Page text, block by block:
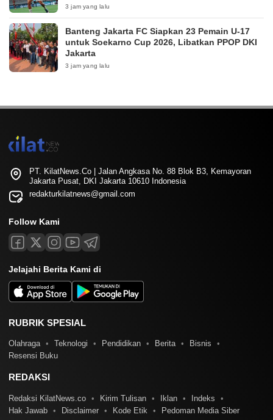
3 jam yang lalu
Banteng Jakarta FC Siapkan 23 Pemain U-17
untuk Soekarno Cup 2026, Libatkan PPOP DKI
Jakarta
3 jam yang lalu
PT. KilatNews.Co | Jalan Angkasa No. 88 Blok B3, Kemayoran
Jakarta Pusat, DKI Jakarta 10610 Indonesia
redakturkilatnews@gmail.com
Follow Kami
Jelajahi Berita Kami di
RUBRIK SPESIAL
Olahraga Teknologi Pendidikan Berita
Bisnis
Resensi Buku
REDAKSI
Redaksi KilatNews.co Kirim Tulisan Iklan
Indeks
Hak Jawab
Disclaimer Kode Etik Pedoman Media Siber